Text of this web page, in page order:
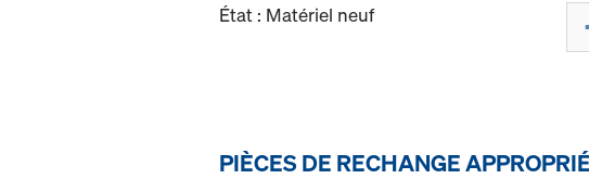
État : Matériel neuf
PIÈCES DE RECHANGE